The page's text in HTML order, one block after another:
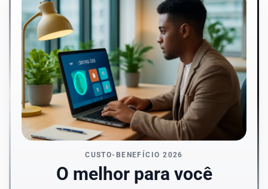
CUSTO-BENEFÍCIO 2026
O melhor para você